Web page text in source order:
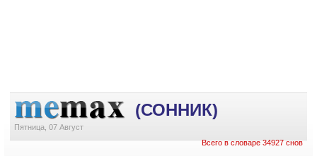
(СОННИК)
Пятница, 07 Август
Всего в словаре 34927 снов